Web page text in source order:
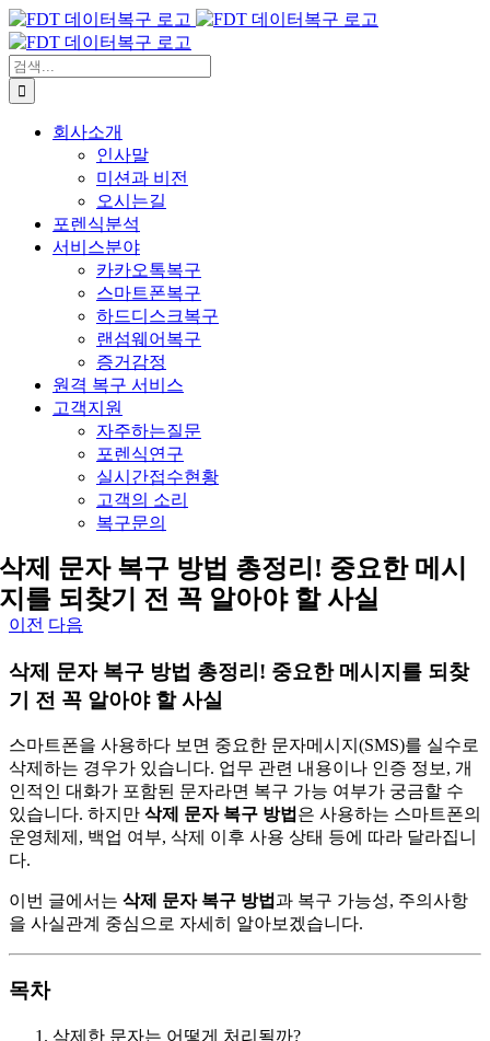
콘
텐
츠
로
건
검
색:
회사소개
인사말
미션과 비전
오시는길
포렌식분석
서비스분야
카카오톡복구
스마트폰복구
하드디스크복구
랜섬웨어복구
증거감정
원격 복구 서비스
고객지원
자주하는질문
포렌식연구
실시간접수현황
고객의 소리
복구문의
삭제 문자 복구 방법 총정리! 중요한 메시
지를 되찾기 전 꼭 알아야 할 사실
이전 다음
삭제 문자 복구 방법 총정리! 중요한 메시지를 되찾
기 전 꼭 알아야 할 사실
스마트폰을 사용하다 보면 중요한 문자메시지(SMS)를 실수로
삭제하는 경우가 있습니다. 업무 관련 내용이나 인증 정보, 개
인적인 대화가 포함된 문자라면 복구 가능 여부가 궁금할 수
있습니다. 하지만 삭제 문자 복구 방법 은 사용하는 스마트폰의
운영체제, 백업 여부, 삭제 이후 사용 상태 등에 따라 달라집니
다.
이번 글에서는 삭제 문자 복구 방법과 복구 가능성, 주의사항
을 사실관계 중심으로 자세히 알아보겠습니다.
목차
삭제한 문자는 어떻게 처리될까?